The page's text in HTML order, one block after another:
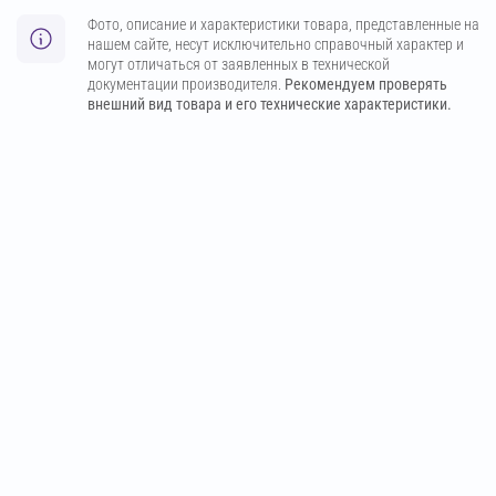
Фото, описание и характеристики товара, представленные на
нашем сайте, несут исключительно справочный характер и
могут отличаться от заявленных в технической
документации производителя. Рекомендуем проверять
внешний вид товара и его технические характеристики.